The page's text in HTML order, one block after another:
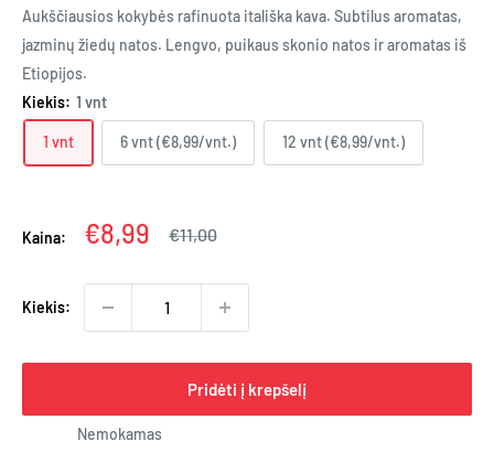
Aukščiausios kokybės rafinuota itališka kava. Subtilus aromatas,
jazminų žiedų natos. Lengvo, puikaus skonio natos ir aromatas iš
Etiopijos.
Kiekis: 1 vnt
1 vnt 6 vnt (€8,99/vnt.) 12 vnt (€8,99/vnt.)
Kaina: Kaina
€8,99
Įprasta
€11,00
Kiekis:
Pridėti į krepšelį
Nemokamas